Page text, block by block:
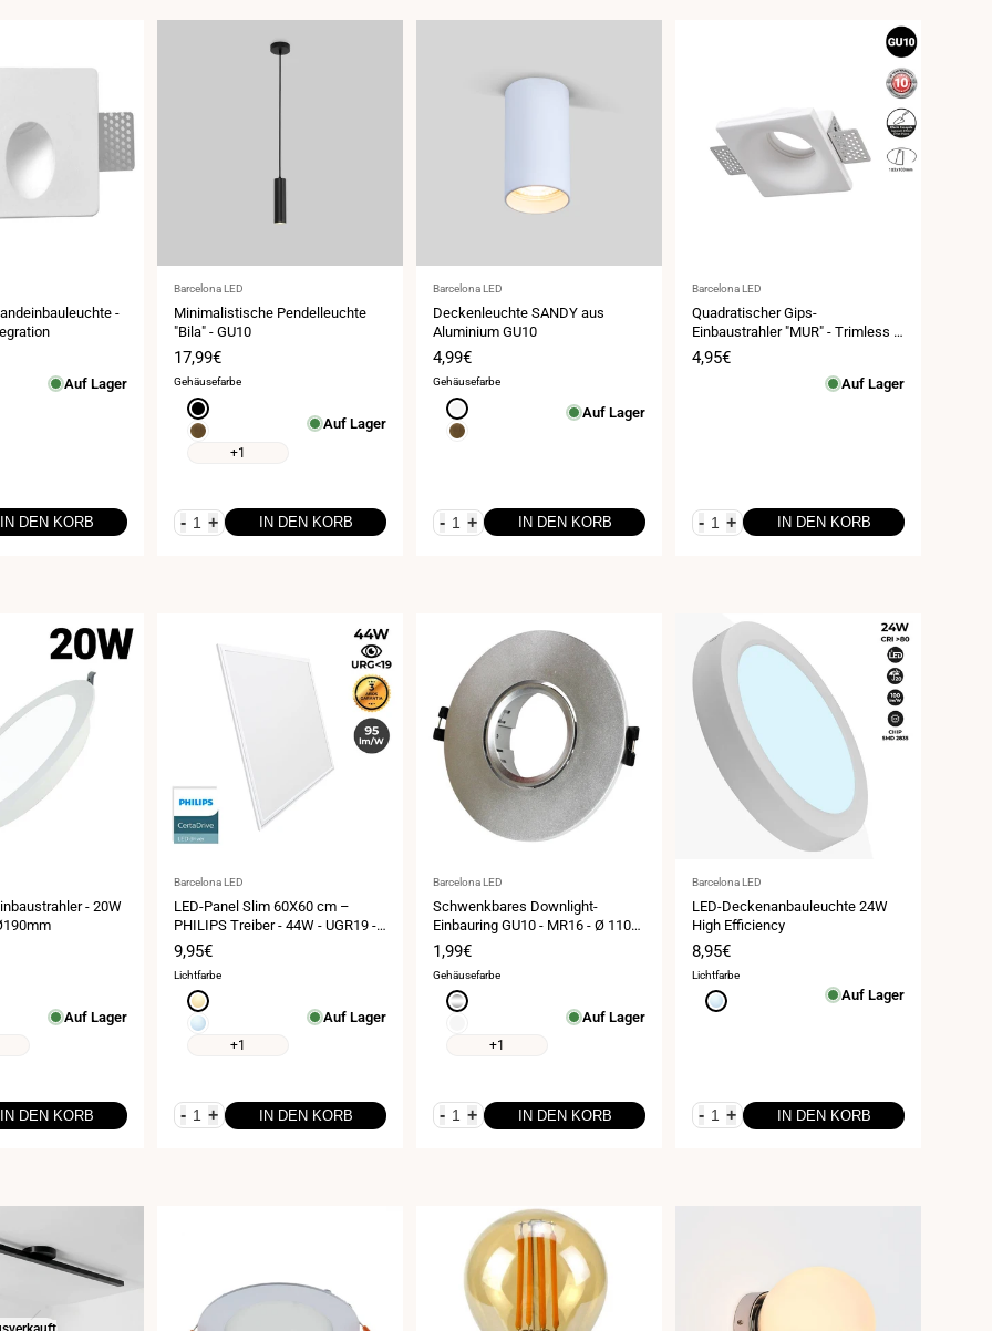
-
Auf Lager
IN DEN KORB
Anbieter:
Barcelona LED
Minimalistische Pendelleuchte
"Bila" - GU10
Verkaufspreis
17,99€
Gehäusefarbe
Schwarz
Messing
+1
Auf Lager
- + IN DEN KORB
Anbieter:
Barcelona LED
Deckenleuchte SANDY aus
Aluminium GU10
Verkaufspreis
4,99€
Gehäusefarbe
Weiß
Messing
Auf Lager
- + IN DEN KORB
Anbieter:
Barcelona LED
Quadratischer Gips-
Einbaustrahler "MUR" - Trimless -
1 x GU10
Verkaufspreis
4,95€
Auf Lager
- + IN DEN KORB
- 20W
Auf Lager
IN DEN KORB
Anbieter:
Barcelona LED
LED-Panel Slim 60X60 cm –
PHILIPS Treiber - 44W - UGR19 -
IP40
Verkaufspreis
9,95€
Lichtfarbe
Warmweiß
3000K
Kaltweiß
+1
Auf Lager
- + IN DEN KORB
Anbieter:
Barcelona LED
Schwenkbares Downlight-
Einbauring GU10 - MR16 - Ø 110
mm
Verkaufspreis
1,99€
Gehäusefarbe
Silber
+1
Auf Lager
- + IN DEN KORB
Anbieter:
Barcelona LED
LED-Deckenanbauleuchte 24W
High Efficiency
Verkaufspreis
8,95€
Lichtfarbe
Kaltweiß
Auf Lager
- + IN DEN KORB